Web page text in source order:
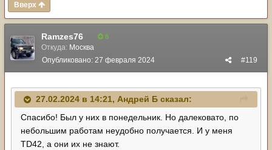
Вверх
Ramzes76 8
Откуда: Москва
#119
Опубликовано: 27 февраля 2024
27.02.2024 в 14:21, Андрей Б сказал:
Спасибо! Был у них в понедельник. Но далековато, по
небольшим работам неудобно получается. И у меня
TD42, а они их не знают.